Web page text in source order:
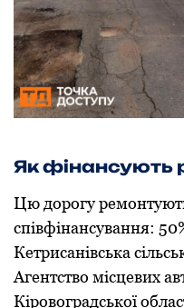
Як фінансують
Цю дорогу
співфінансування:
Кетрисанівська
Агентство місцевих
Кіровоградської